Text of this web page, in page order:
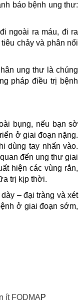
báo bệnh ung thư:
ngoài ra máu, đi ra
chảy và phân nổi
ung thư là chúng
pháp điều trị bệnh
bụng, nếu bạn sờ
ở giai đoạn nặng.
dùng tay nhấn vào.
đến ung thư giai
hiện các vùng rắn,
trị kịp thời.
– đại tràng và xét
ở giai đoạn sớm,
ít FODMAP